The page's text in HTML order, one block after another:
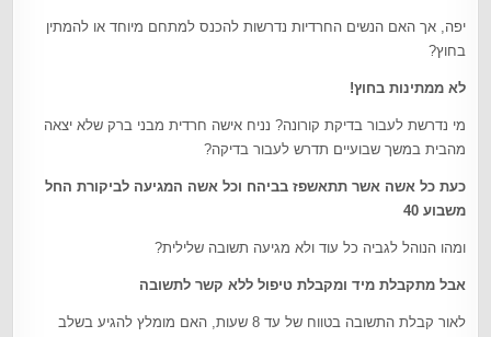
יפה, אך האם הנשים החרדיות נדרשות להכנס למתחם מיוחד או להמתין
בחוץ?
לא ממתינות בחוץ!
מי נדרשת לעבור בדיקת קורונה? נניח אישה חרדית מבני ברק שלא יצאה
מהבית במשך שבועיים תדרש לעבור בדיקה?
כעת כל אשה אשר תתאשפז בביהח וכל אשה המגיעה לביקורת החל
משבוע 40
ומהו הנוהל לגביה כל עוד ולא מגיעה תשובה שלילית?
אבל מתקבלת מיד ומקבלת טיפול ללא קשר לתשובה
לאור קבלת התשובה בטווח של עד 8 שעות, האם מומלץ להגיע בשלב